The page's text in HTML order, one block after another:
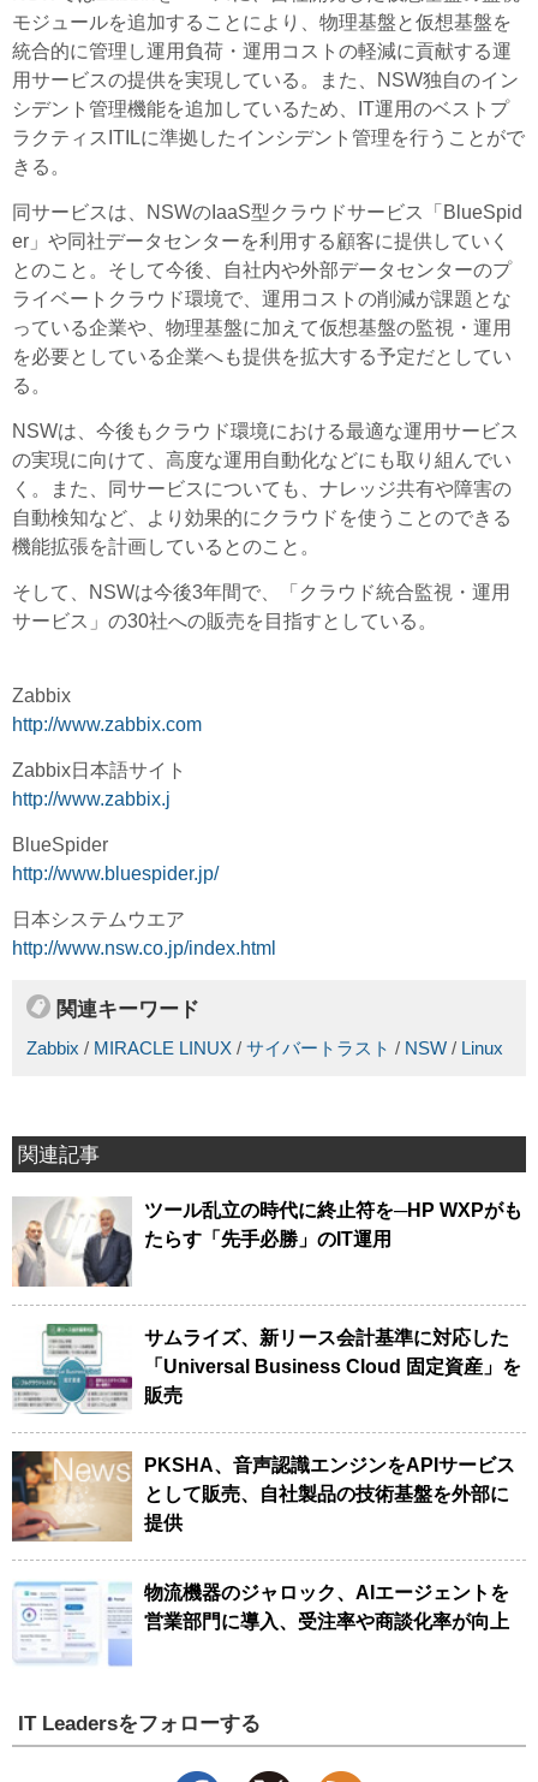
モジュールを追加することにより、物理基盤と仮想基盤を
統合的に管理し運用負荷・運用コストの軽減に貢献する運
用サービスの提供を実現している。また、NSW独自のイン
シデント管理機能を追加しているため、IT運用のベストプ
ラクティスITILに準拠したインシデント管理を行うことがで
きる。
同サービスは、NSWのIaaS型クラウドサービス「BlueSpid
er」や同社データセンターを利用する顧客に提供していく
とのこと。そして今後、自社内や外部データセンターのプ
ライベートクラウド環境で、運用コストの削減が課題とな
っている企業や、物理基盤に加えて仮想基盤の監視・運用
を必要としている企業へも提供を拡大する予定だとしてい
る。
NSWは、今後もクラウド環境における最適な運用サービス
の実現に向けて、高度な運用自動化などにも取り組んでい
く。また、同サービスについても、ナレッジ共有や障害の
自動検知など、より効果的にクラウドを使うことのできる
機能拡張を計画しているとのこと。
そして、NSWは今後3年間で、「クラウド統合監視・運用
サービス」の30社への販売を目指すとしている。
Zabbix
http://www.zabbix.com
Zabbix日本語サイト
http://www.zabbix.j
BlueSpider
http://www.bluespider.jp/
日本システムウエア
http://www.nsw.co.jp/index.html
関連キーワード
Zabbix / MIRACLE LINUX / サイバートラスト / NSW / Linux
関連記事
ツール乱立の時代に終止符を─HP WXPがも
たらす「先手必勝」のIT運用
サムライズ、新リース会計基準に対応した
「Universal Business Cloud 固定資産」を
販売
PKSHA、音声認識エンジンをAPIサービス
として販売、自社製品の技術基盤を外部に
提供
物流機器のジャロック、AIエージェントを
営業部門に導入、受注率や商談化率が向上
IT Leadersをフォローする